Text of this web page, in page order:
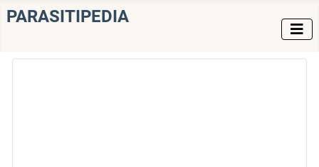
PARASITIPEDIA